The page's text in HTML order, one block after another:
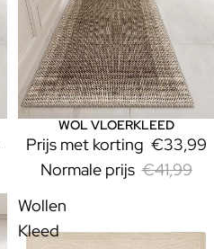
UitverkoopWOL VLOERKLEED
Prijs met korting €33,99
Normale prijs €41,99
Wollen
Kleed